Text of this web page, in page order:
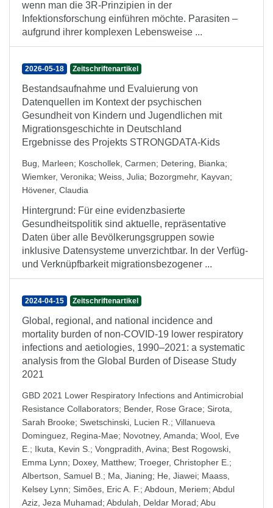
wenn man die 3R-Prinzipien in der
Infektionsforschung einführen möchte. Parasiten –
aufgrund ihrer komplexen Lebensweise ...
2026-05-18 Zeitschriftenartikel
Bestandsaufnahme und Evaluierung von
Datenquellen im Kontext der psychischen
Gesundheit von Kindern und Jugendlichen mit
Migrationsgeschichte in Deutschland
Ergebnisse des Projekts STRONGDATA-Kids
Bug, Marleen; Koschollek, Carmen; Detering, Bianka;
Wiemker, Veronika; Weiss, Julia; Bozorgmehr, Kayvan;
Hövener, Claudia
Hintergrund: Für eine evidenzbasierte
Gesundheitspolitik sind aktuelle, repräsentative
Daten über alle Bevölkerungsgruppen sowie
inklusive Datensysteme unverzichtbar. In der Verfüg-
und Verknüpfbarkeit migrationsbezogener ...
2024-04-15 Zeitschriftenartikel
Global, regional, and national incidence and
mortality burden of non-COVID-19 lower respiratory
infections and aetiologies, 1990–2021: a systematic
analysis from the Global Burden of Disease Study
2021
GBD 2021 Lower Respiratory Infections and Antimicrobial
Resistance Collaborators; Bender, Rose Grace; Sirota,
Sarah Brooke; Swetschinski, Lucien R. ; Villanueva
Dominguez, Regina-Mae; Novotney, Amanda; Wool, Eve
E. ; Ikuta, Kevin S. ; Vongpradith, Avina; Best Rogowski,
Emma Lynn; Doxey, Matthew; Troeger, Christopher E. ;
Albertson, Samuel B. ; Ma, Jianing; He, Jiawei; Maass,
Kelsey Lynn; Simões, Eric A. F. ; Abdoun, Meriem; Abdul
Aziz, Jeza Muhamad; Abdulah, Deldar Morad; Abu